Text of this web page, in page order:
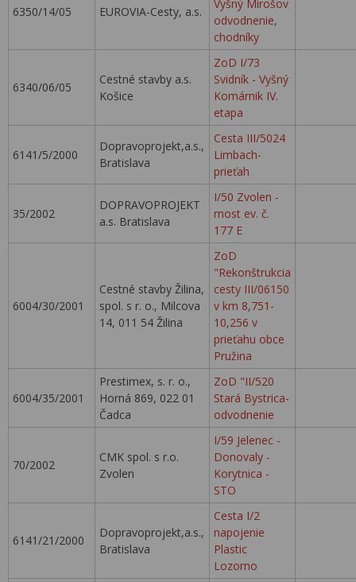
6350/14/05 EUROVIA-Cesty, a.s.
Vyšný Mirošov
odvodnenie,
chodníky
6340/06/05
Cestné stavby a.s.
Košice
ZoD I/73
Svidník - Vyšný
Komárnik IV.
etapa
6141/5/2000
Dopravoprojekt,a.s.,
Bratislava
Cesta III/5024
Limbach-
prieťah
35/2002
DOPRAVOPROJEKT
a.s. Bratislava
I/50 Zvolen -
most ev. č.
177 E
6004/30/2001
Cestné stavby Žilina,
spol. s r. o., Milcova
14, 011 54 Žilina
ZoD
"Rekonštrukcia
cesty III/06150
v km 8,751-
10,256 v
prieťahu obce
Pružina
6004/35/2001
Prestimex, s. r. o.,
Horná 869, 022 01
Čadca
ZoD "II/520
Stará Bystrica-
odvodnenie
70/2002
CMK spol. s r.o.
Zvolen
I/59 Jelenec -
Donovaly -
Korytnica -
STO
6141/21/2000
Dopravoprojekt,a.s.,
Bratislava
Cesta I/2
napojenie
Plastic
Lozorno